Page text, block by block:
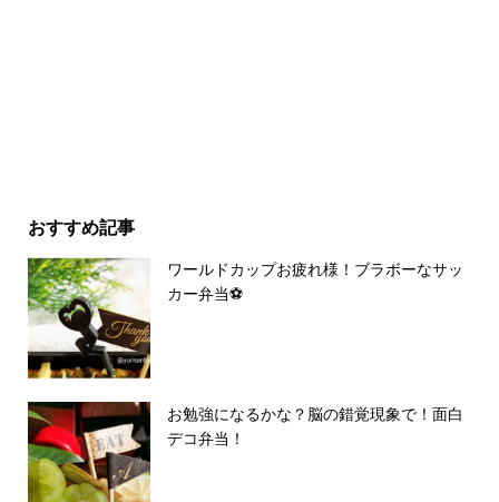
おすすめ記事
ワールドカップお疲れ様！ブラボーなサッ
カー弁当⚽️
お勉強になるかな？脳の錯覚現象で！面白
デコ弁当！